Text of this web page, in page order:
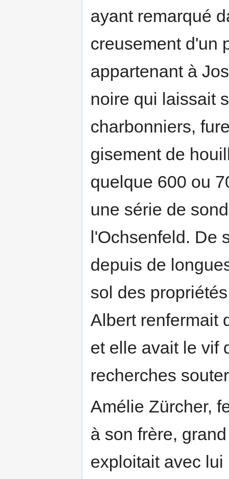
ayant remarqué
creusement d'un
appartenant à
noire qui laissait
charbonniers,
gisement de
quelque 600 ou
une série de
l'Ochsenfeld. De
depuis de
sol des
Albert renfermait
et elle avait le vif
recherches
Amélie Zürcher,
à son frère,
exploitait avec